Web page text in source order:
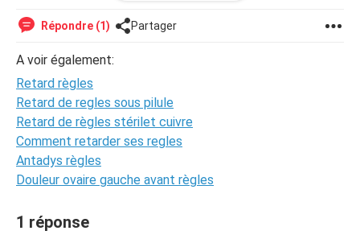
questionne quand même.
Le retard est-il simplement la suite du mois de
septembre et des bouleversements de ma vie ? Si je n'ai
toujours rien dans la semaine je referai un test, surtout
qu'y penser ne fait que les retarder !
Merci d'avance
Répondre (1) Partager
A voir également:
Retard règles
Retard de regles sous pilule
Retard de règles stérilet cuivre
Comment retarder ses regles
Antadys règles
Douleur ovaire gauche avant règles
1 réponse